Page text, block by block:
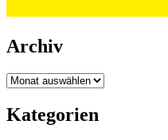
Archiv
Archiv
Kategorien